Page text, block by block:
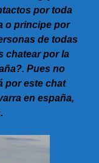
por toda
o principe por
de todas
chatear por la
Pues no
por este chat
en españa,